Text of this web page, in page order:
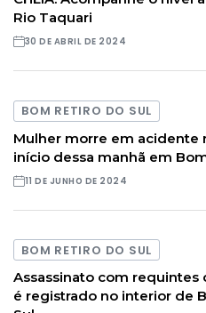
Rio Taquari
30 DE ABRIL DE 2024
BOM RETIRO DO SUL
Mulher morre em acidente
início dessa manhã em
11 DE JUNHO DE 2024
BOM RETIRO DO SUL
Assassinato com requintes
é registrado no interior de